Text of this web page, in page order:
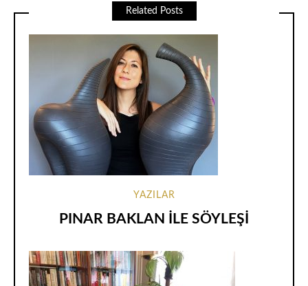
Related Posts
YAZILAR
PINAR BAKLAN İLE SÖYLEŞİ